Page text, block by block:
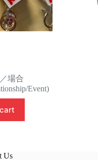
場合
Event)
Us